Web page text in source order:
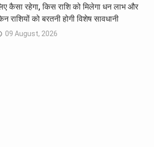
कैसा रहेगा, किस राशि को मिलेगा धन लाभ और
राशियों को बरतनी होगी विशेष सावधानी
09 August, 2026